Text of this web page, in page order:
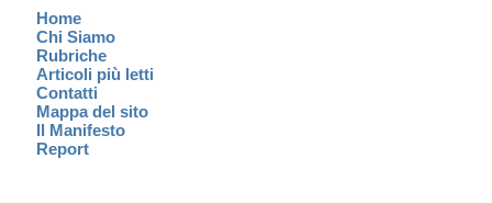
Home
Chi Siamo
Rubriche
Articoli più letti
Contatti
Mappa del sito
Il Manifesto
Report